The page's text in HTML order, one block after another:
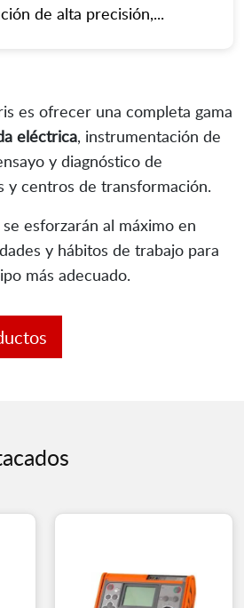
de alta precisión,...
es ofrecer una completa gama
eléctrica, instrumentación de
y diagnóstico de
y centros de transformación.
esforzarán al máximo en
y hábitos de trabajo para
más adecuado.